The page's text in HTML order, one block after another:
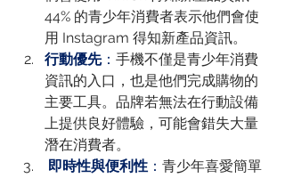
44% 的青少年消費者表示他們會使
用 Instagram 得知新產品資訊。
行動優先： 手機不僅是青少年消費
資訊的入口，也是他們完成購物的
主要工具。品牌若無法在行動設備
上提供良好體驗，可能會錯失大量
潛在消費者。
即時性與便利性 ： 青少年喜愛簡單